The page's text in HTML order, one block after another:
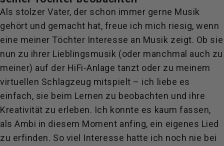
Als stolzer Vater, der schon immer gerne Musik
gehört und gemacht hat, freue ich mich riesig, wenn
eine meiner Töchter Interesse an Musik zeigt. Ob sie
nun zu ihrer Lieblingsmusik (oder manchmal auch zu
meiner) auf der HiFi-Anlage tanzt oder zu meinem
virtuellen Schlagzeug mitspielt – ich liebe es
einfach, sie beim Lernen zu beobachten und ihre
Kreativität zu erleben. Ich konnte es kaum fassen,
als Ambi in diesem Moment anfing, ein eigenes Lied
zu erfinden. So viel Interesse hatte ich noch nie bei